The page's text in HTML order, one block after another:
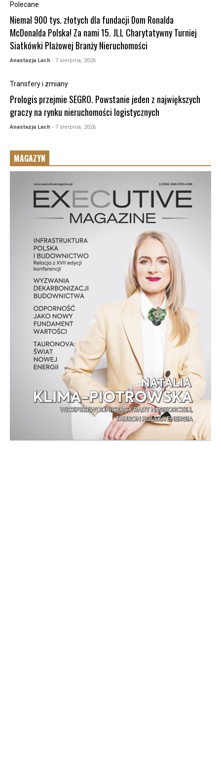
Polecane
Niemal 900 tys. złotych dla fundacji Dom Ronalda
McDonalda Polska! Za nami 15. JLL Charytatywny Turniej
Siatkówki Plażowej Branży Nieruchomości
Anastazja Lach - 7 sierpnia, 2026
Transfery i zmiany
Prologis przejmie SEGRO. Powstanie jeden z największych
graczy na rynku nieruchomości logistycznych
Anastazja Lach - 7 sierpnia, 2026
MAGAZYN